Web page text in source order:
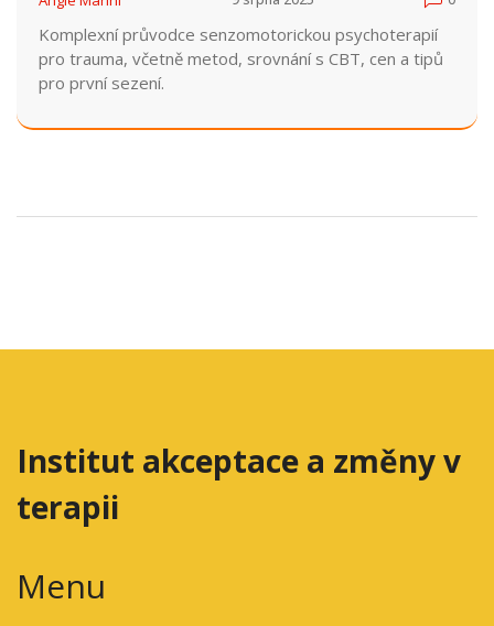
Komplexní průvodce senzomotorickou psychoterapií
pro trauma, včetně metod, srovnání s CBT, cen a tipů
pro první sezení.
Institut akceptace a změny v
terapii
Menu